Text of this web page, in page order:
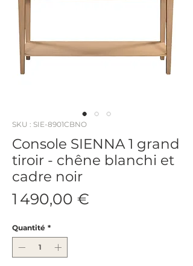
SKU : SIE-8901CBNO
Console SIENNA 1 grand
tiroir - chêne blanchi et
cadre noir
1 490,00 €
Quantité *